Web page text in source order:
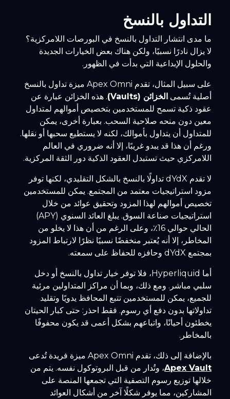
التداول بالنسخ
ما مدى انتشار التداول بالنسخ في البورصات اللامركزية؟
لا يزال نادرًا نسبيًا، ولكن هناك بعض الخيارات الجديدة
والحلول الإبداعية التي بدأت في الظهور.
على سبيل المثال، تقدم Apex Omni ميزة تداول بالنسخ
أصلية تُسمى الخزائن (Vaults)
. هذه الخزائن عبارة عن
عقود ذكية تسمح للمستخدمين بتخصيص أموالهم لمتداول
معين دون منحه صلاحية السحب. بعبارة أخرى، يمكن
للمتداول أن يتداول بأموالك، لكنه لا يستطيع سحبها أو نقلها.
ورغم أن هذا قد يبدو غريبًا، إلا أنه ضروري في العالم
اللامركزي حيث تستبدل العقود الذكية دور الثقة المركزية.
لا تقدم dYdX تداولًا بالنسخ بالشكل التقليدي، لكنها توفر
مزود استراتيجيات معتمد من المجتمع. يمكن للمستخدمين
تخصيص أموالهم لهذا المزود وتحقيق عوائد من خلال
استراتيجيات صناعة السوق. يبلغ العائد السنوي (APY)
الحالي حوالي 16٪، وعلى الرغم من أن هذا لا يخلو من
المخاطر، إلا أنه يُعتبر منخفضًا نسبيًا نظرًا لارتباط المزود
بمجتمع dYdX وحافزه للحفاظ على سمعته.
أما Hyperliquid، فلا توفر خيار تداول بالنسخ أو دخل
سلبي مباشر. ومع ذلك، وبما أن مراكز المتداولين مرئية
للجميع، يمكن للمستخدمين تتبع المحافظ يدويًا وتقليد
تداولاتها بدون دفع أي رسوم. فقط احذر: حتى كبار الحيتان
يخطئون أحيانًا، واتباعهم بشكل أعمى قد يكون محفوفًا
بالمخاطر.
بالإضافة إلى ذلك، تقدم Apex Omni ميزة فريدة تُدعى
Apex Vault، وتُدار من قبل البروتوكول نفسه. يتم من
خلالها توزيع رسوم التصفية التي تجمعها المنصة على
المشاركين، مما يوفر شكلًا آخر من أشكال العوائد